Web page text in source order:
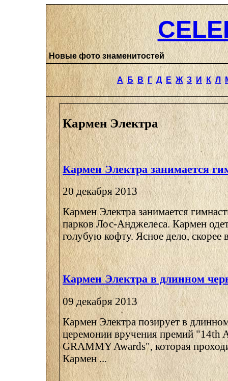
Новые фото знаменитостей
А Б В Г Д Е Ж З И К Л
Кармен Электра
Кармен Электра занимается
20 декабря 2013
Кармен Электра занимается
парков Лос-Анджелеса. Кармен
голубую кофту. Ясное дело, скорее
Кармен Электра в длинном
09 декабря 2013
Кармен Электра позирует в
церемонии вручения премий "14th
GRAMMY Awards", которая
Кармен ...